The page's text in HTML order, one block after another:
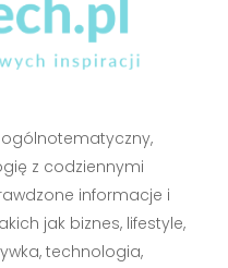
z codziennymi
informacje i
jak biznes, lifestyle,
technologia,